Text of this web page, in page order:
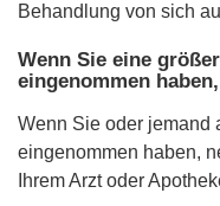
Behandlung von sich
Wenn Sie eine
eingenommen
Wenn Sie oder jemand
eingenommen haben,
Ihrem Arzt oder